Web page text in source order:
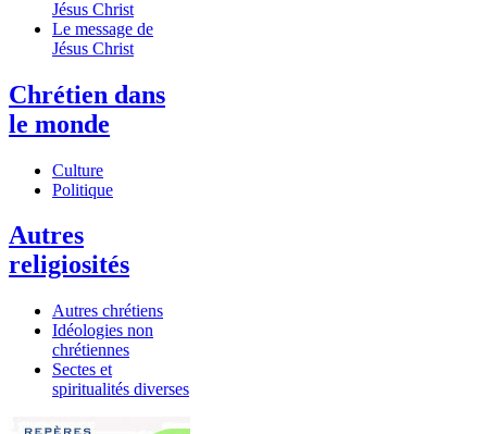
Jésus Christ
Le message de
Jésus Christ
Chrétien dans
le monde
Culture
Politique
Autres
religiosités
Autres chrétiens
Idéologies non
chrétiennes
Sectes et
spiritualités diverses